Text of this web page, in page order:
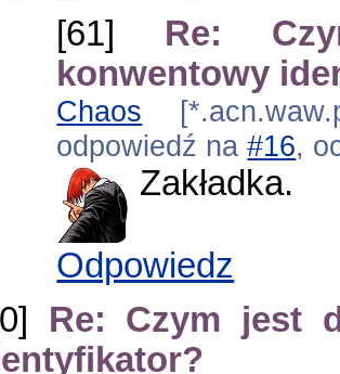
[61] Re:
konwentowy
Chaos
odpowiedź na#16,
Zakładka.
Odpowiedz
Re: Czym jest